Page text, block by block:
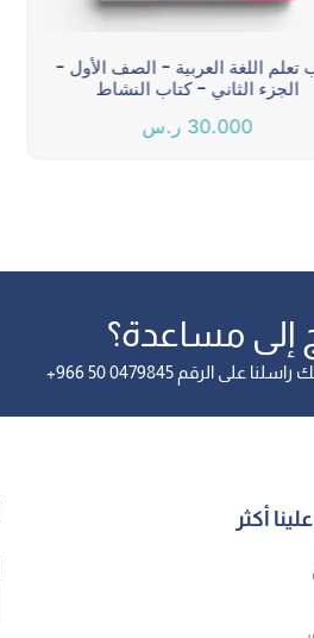
تعلم اللغة العربية - الصف الأول -
الجزء الثاني - كتاب النشاط
30.000 ر.س
إلى مساعدة؟
على الرقم 0479845 50 966+
أكثر